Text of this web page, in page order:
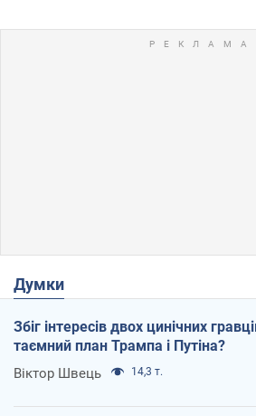
Думки
Збіг інтересів двох цинічних
таємний план Трампа і Путіна?
Віктор Швець 14,3 т.